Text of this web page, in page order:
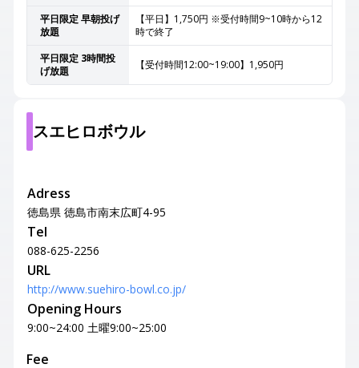
平日限定 早朝投げ
放題
【平日】1,750円 ※受付時間9~10時から12
時で終了
平日限定 3時間投
げ放題
【受付時間12:00~19:00】1,950円
スエヒロボウル
Adress
徳島県 徳島市南末広町4-95
Tel
088-625-2256
URL
http://www.suehiro-bowl.co.jp/
Opening Hours
9:00~24:00 土曜9:00~25:00
Fee